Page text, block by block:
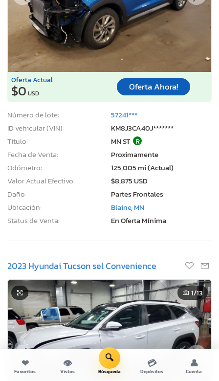
Oferta Actual
$0 USD
Oferta Ahora!
Número de lote:
57241***
ID vehicular (VIN):
KM8J3CA40J*******
Título:
MN ST R
Fecha de Venta:
Proximamente
Odómetro:
125,005 mi (Actual)
Valor Actual Efectivo:
$8,875 USD
Daño:
Partes Frontales
Ubicación:
Blaine, MN
Status de Venta:
En Oferta Mínima
2023 Hyundai Tucson sel Convenience
1/13
❤
Favoritos
👁
Vistos
🔍
Búsqueda
💳
Depósitos
👤
Cuenta